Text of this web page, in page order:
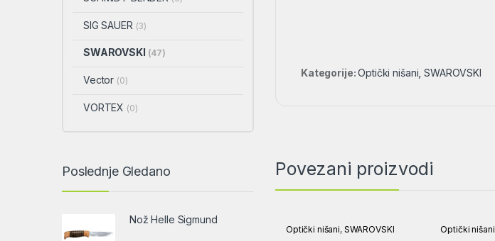
Kategorije:Optički nišani ,SWAROVSKI
Povezani proizvodi
Optički nišani, SWAROVSKI Optički nišani
SIG SAUER (3)
SWAROVSKI (47)
Vector (0)
VORTEX (0)
Poslednje Gledano
Nož Helle Sigmund